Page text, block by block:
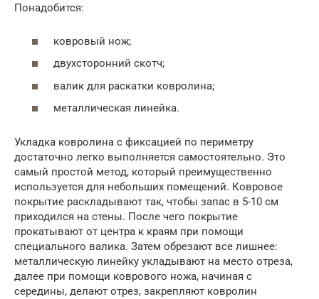
Понадобится:
ковровый нож;
двухсторонний скотч;
валик для раскатки ковролина;
металлическая линейка.
Укладка ковролина с фиксацией по периметру
достаточно легко выполняется самостоятельно. Это
самый простой метод, который преимущественно
используется для небольших помещений. Ковровое
покрытие раскладывают так, чтобы запас в 5-10 см
приходился на стены. После чего покрытие
прокатывают от центра к краям при помощи
специального валика. Затем обрезают все лишнее:
металлическую линейку укладывают на место отреза,
далее при помощи коврового ножа, начиная с
середины, делают отрез, закрепляют ковролин